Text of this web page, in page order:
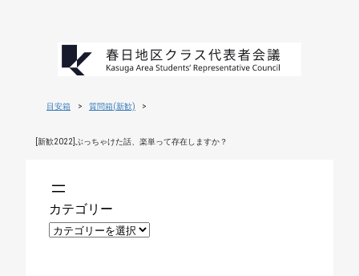
目安箱 > 質問箱(新歓) >
[新歓2022]ぶっちゃけた話、楽単って存在しますか？
カテゴリー